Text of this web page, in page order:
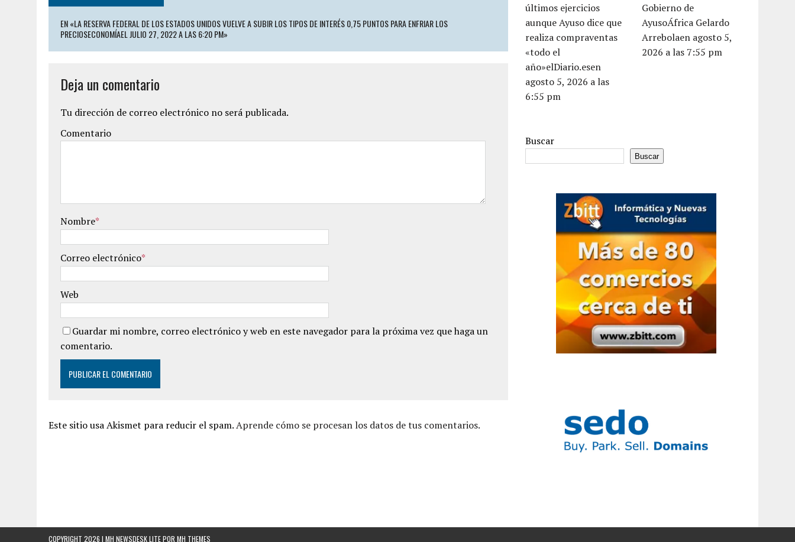
EN «LA RESERVA FEDERAL DE LOS ESTADOS UNIDOS VUELVE A SUBIR LOS TIPOS DE INTERÉS 0,75 PUNTOS PARA ENFRIAR LOS
PRECIOSECONOMÍAEL JULIO 27, 2022 A LAS 6:20 PM»
Deja un comentario
Tu dirección de correo electrónico no será publicada.
Comentario
Nombre*
Correo electrónico*
Web
Guardar mi nombre, correo electrónico y web en este navegador para la próxima vez que haga un
comentario.
Este sitio usa Akismet para reducir el spam.Aprende cómo se procesan los datos de tus comentarios.
últimos ejercicios
aunque Ayuso dice que
realiza compraventas
«todo el
año»elDiario.esen
agosto 5, 2026 a las
6:55 pm
Gobierno de
AyusoÁfrica Gelardo
Arrebolaen agosto 5,
2026 a las 7:55 pm
Buscar
Buscar
COPYRIGHT 2026 | MH NEWSDESK LITE POR MH THEMES